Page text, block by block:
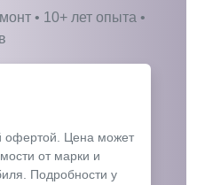
• 10+ лет опыта •
офертой. Цена может
от марки и
Подробности у